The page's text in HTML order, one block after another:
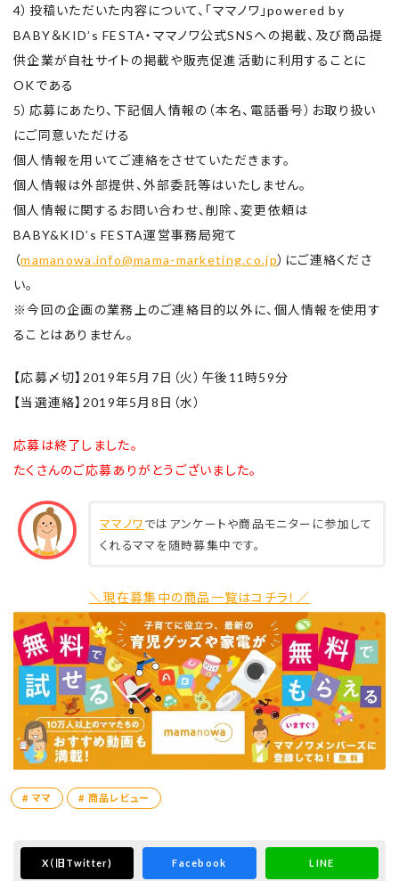
4）投稿いただいた内容について、「ママノワ」powered by
BABY＆KID’s FESTA・ママノワ公式SNSへの掲載、 及び商品提
供企業が自社サイトの掲載や販売促進活動に利用するこ とに
OKである
5）応募にあたり、下記個人情報の（本名、電話番号）お取り扱い
にご同意いただける
個人情報を用いてご連絡をさせていただきます。
個人情報は外部提供、外部委託等はいたしません。
個人情報に関するお問い合わせ、削除、変更依頼は
BABY&KID’s FESTA運営事務局宛て
（mamanowa.info@mama-marketing.co.jp）にご連絡くださ
い。
※今回の企画の業務上のご連絡目的以外に、個人情報を使用す
ることはありません。
【応募〆切】2019年5月7日（火）午後11時59分
【当選連絡】2019年5月8日（水）
応募は終了しました。
たくさんのご応募ありがとうございました。
ママノワではアンケートや商品モニターに参加して
くれるママを随時募集中です。
＼現在募集中の商品一覧はコチラ！／
# ママ # 商品レビュー
X （旧Twitter) Facebook LINE